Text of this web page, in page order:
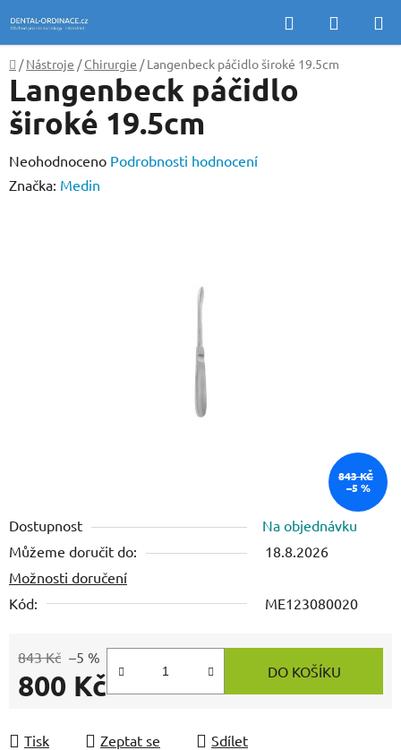
na
obsah
Hledat
KOŠÍK
Domů
/ Nástroje / Chirurgie / Langenbeck páčidlo široké 19.5cm
Dostupnost
Na objednávku
Můžeme doručit do:
18.8.2026
Možnosti doručení
Kód:
ME123080020
843 Kč –5 %
800 Kč DO KOŠÍKU
Tisk Zeptat se Sdílet
Langenbeck páčidlo
široké 19.5cm
Průměrné
hodnocení
Neohodnoceno Podrobnosti hodnocení
Značka: Medin
843 KČ
–5 %